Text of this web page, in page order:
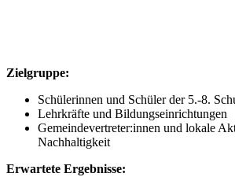
Zielgruppe:
Schülerinnen und Schüler der 5.-8.
Lehrkräfte und Bildungseinrichtungen
Gemeindevertreter:innen und lokale
Nachhaltigkeit
Erwartete Ergebnisse: